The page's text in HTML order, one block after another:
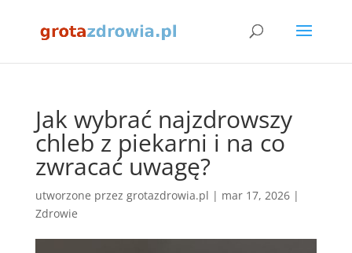
Jak wybrać najzdrowszy
chleb z piekarni i na co
zwracać uwagę?
utworzone przez grotazdrowia.pl | mar 17, 2026|
Zdrowie